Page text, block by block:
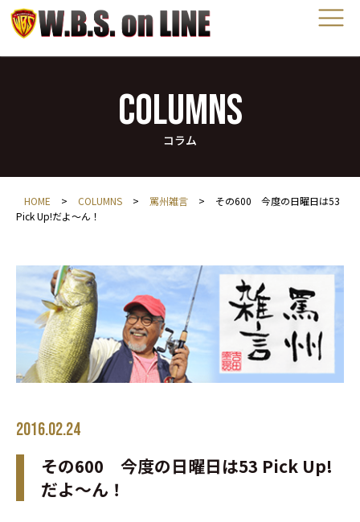
COLUMNS
コラム
HOME > COLUMNS > 罵州雑言 >
その600 今度の日曜日は53
Pick Up!だよ～ん！
2016.02.24
その600 今度の日曜日は53 Pick Up!
だよ～ん！